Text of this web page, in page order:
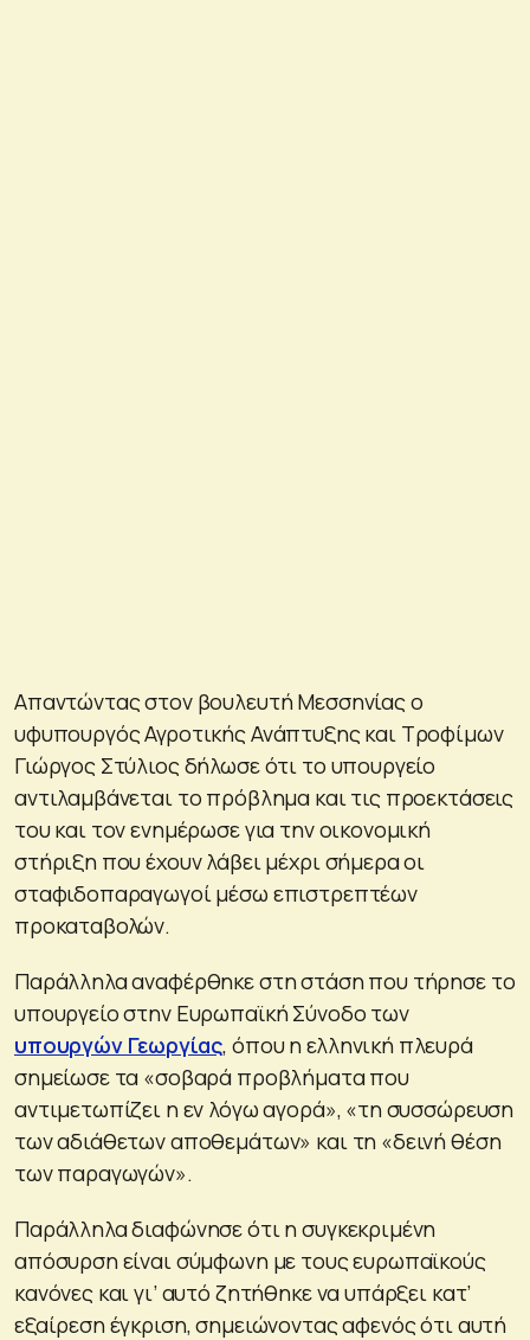
Απαντώντας στον βουλευτή Μεσσηνίας ο
υφυπουργός Αγροτικής Ανάπτυξης και Τροφίμων
Γιώργος Στύλιος δήλωσε ότι το υπουργείο
αντιλαμβάνεται το πρόβλημα και τις προεκτάσεις
του και τον ενημέρωσε για την οικονομική
στήριξη που έχουν λάβει μέχρι σήμερα οι
σταφιδοπαραγωγοί μέσω επιστρεπτέων
προκαταβολών.
Παράλληλα αναφέρθηκε στη στάση που τήρησε το
υπουργείο στην Ευρωπαϊκή Σύνοδο των
υπουργών Γεωργίας, όπου η ελληνική πλευρά
σημείωσε τα «σοβαρά προβλήματα που
αντιμετωπίζει η εν λόγω αγορά», «τη συσσώρευση
των αδιάθετων αποθεμάτων» και τη «δεινή θέση
των παραγωγών».
Παράλληλα διαφώνησε ότι η συγκεκριμένη
απόσυρση είναι σύμφωνη με τους ευρωπαϊκούς
κανόνες και γι’ αυτό ζητήθηκε να υπάρξει κατ’
εξαίρεση έγκριση, σημειώνοντας αφενός ότι αυτή